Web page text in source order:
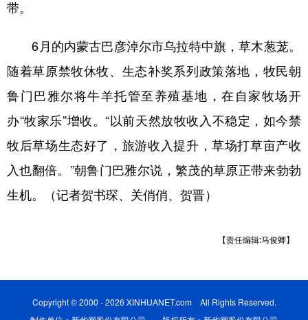
带。
6月的内蒙古巴彦淖尔市乌拉特中旗，草木葱茏。
随着草原禁牧休牧、生态补奖系列政策落地，牧民朝
鲁门巴雅尔将牛羊托管至养殖基地，在自家牧场开
办“牧家乐”增收。“以前天然放牧收入不稳定，如今禁
牧后草场生态好了，旅游收入提升，草场打草亩产收
入也翻倍。”朝鲁门巴雅尔说，繁茂的草原正带来勃勃
生机。（记者贺书琛、关俏俏、贺晋）
【责任编辑:马俊卿】
Copyright © 2000 - 2026 XINHUANET.com All Rights Reserved.